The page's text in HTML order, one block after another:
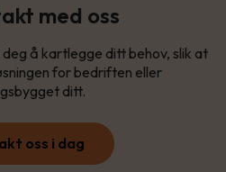
med oss
å kartlegge ditt behov, slik at
for bedriften eller
ditt.
oss i dag